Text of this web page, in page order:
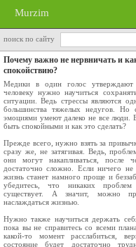
Murzim
поиск по сайту
Почему важно не нервничать и
спокойствию?
Медики в один голос
человеку нужно научиться
ситуации. Ведь стрессы являются
большинства тяжелых недугов. Но
эмоциями умеют далеко не все люди.
быть спокойными и как это сделать?
Прежде всего, нужно взять за
сразу же, не затягивая. Ведь,
они могут накапливаться, после
достаточно сложно. Если ничего не
жизнь станет намного проще и
убедитесь, что никаких
существует. А значит, можно
наслаждаться жизнью.
Нужно также научиться держать
пока вы не справитесь со всеми
какой-то момент расслабиться,
состояние будет достаточно